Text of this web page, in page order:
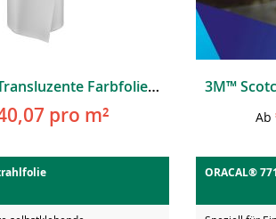
3M Scotchal Transluzente Farbfolie 3630 Premium Line
pro m² Ab
ORACAL®